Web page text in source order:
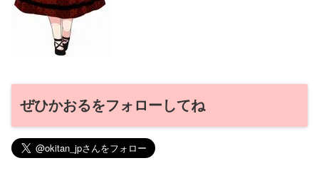
ぜひかおるをフォローしてね